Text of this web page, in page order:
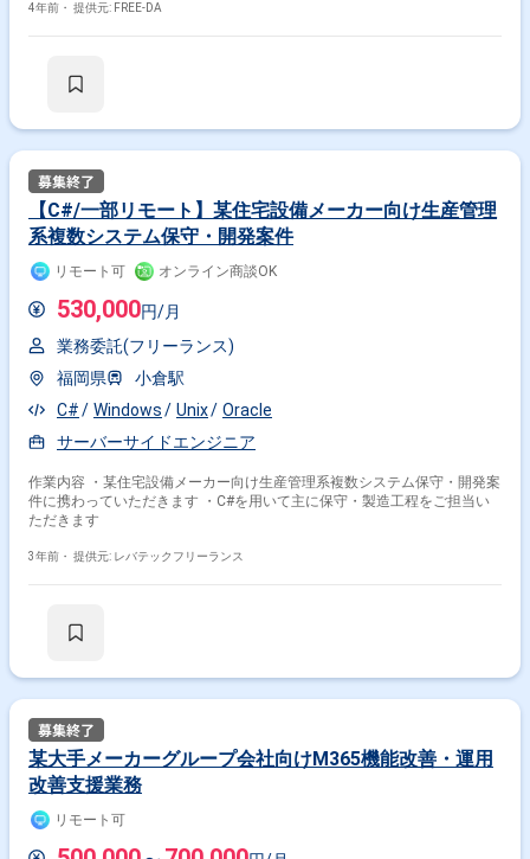
4年前・ 提供元: FREE-DA
【C#/一部リモート】某住宅設備メーカー向け生産管理
系複数システム保守・開発案件
リモート可 オンライン商談OK
530,000円/月
業務委託(フリーランス)
福岡県
小倉駅
C#
Windows Unix
Oracle
サーバーサイドエンジニア
作業内容 ・某住宅設備メーカー向け生産管理系複数システム保守・開発案
件に携わっていただきます ・C#を用いて主に保守・製造工程をご担当い
ただきます
3年前・ 提供元: レバテックフリーランス
某大手メーカーグループ会社向けM365機能改善・運用
改善支援業務
リモート可